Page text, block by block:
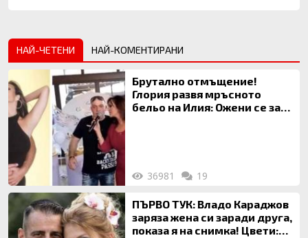
НАЙ-ЧЕТЕНИ НАЙ-КОМЕНТИРАНИ
Брутално отмъщение!
Глория развя мръсното
бельо на Илия: Ожени се за
36981 19
ПЪРВО ТУК: Владо Караджов
заряза жена си заради друга,
показа я на снимка! Цвети: